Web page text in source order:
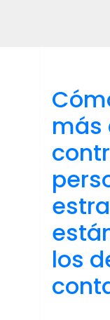
más
los